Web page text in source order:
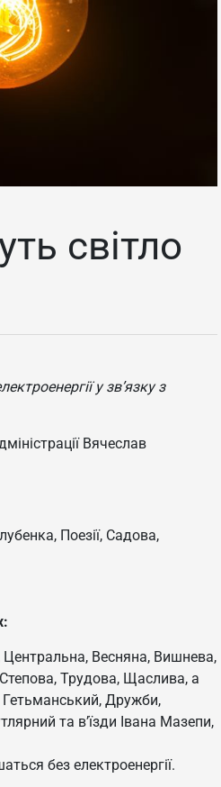
світло
у зв’язку з
Вячеслав
Поезії, Садова,
Весняна, Вишнева,
Трудова, Щаслива, а
Гетьманський, Дружби,
та в’їзди Івана Мазепи,
без електроенергії.